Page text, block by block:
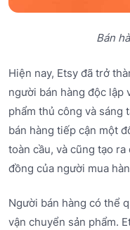
Bán
Hiện nay, Etsy đã trở
người bán hàng độc lập
phẩm thủ công và sáng
bán hàng tiếp cận một
toàn cầu, và cũng tạo
đồng của người mua
Người bán hàng có thể
vận chuyển sản phẩm.